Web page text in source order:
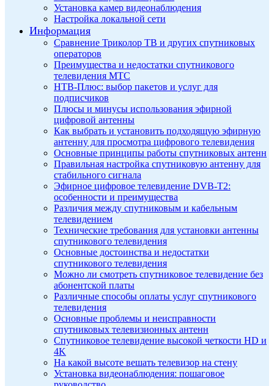
Установка камер видеонаблюдения
Настройка локальной сети
Информация
Сравнение Триколор ТВ и других спутниковых
операторов
Преимущества и недостатки спутникового
телевидения МТС
НТВ-Плюс: выбор пакетов и услуг для
подписчиков
Плюсы и минусы использования эфирной
цифровой антенны
Как выбрать и установить подходящую эфирную
антенну для просмотра цифрового телевидения
Основные принципы работы спутниковых антенн
Правильная настройка спутниковую антенну для
стабильного сигнала
Эфирное цифровое телевидение DVB-T2:
особенности и преимущества
Различия между спутниковым и кабельным
телевидением
Технические требования для установки антенны
спутникового телевидения
Основные достоинства и недостатки
спутникового телевидения
Можно ли смотреть спутниковое телевидение без
абонентской платы
Различные способы оплаты услуг спутникового
телевидения
Основные проблемы и неисправности
спутниковых телевизионных антенн
Спутниковое телевидение высокой четкости HD и
4K
На какой высоте вешать телевизор на стену
Установка видеонаблюдения: пошаговое